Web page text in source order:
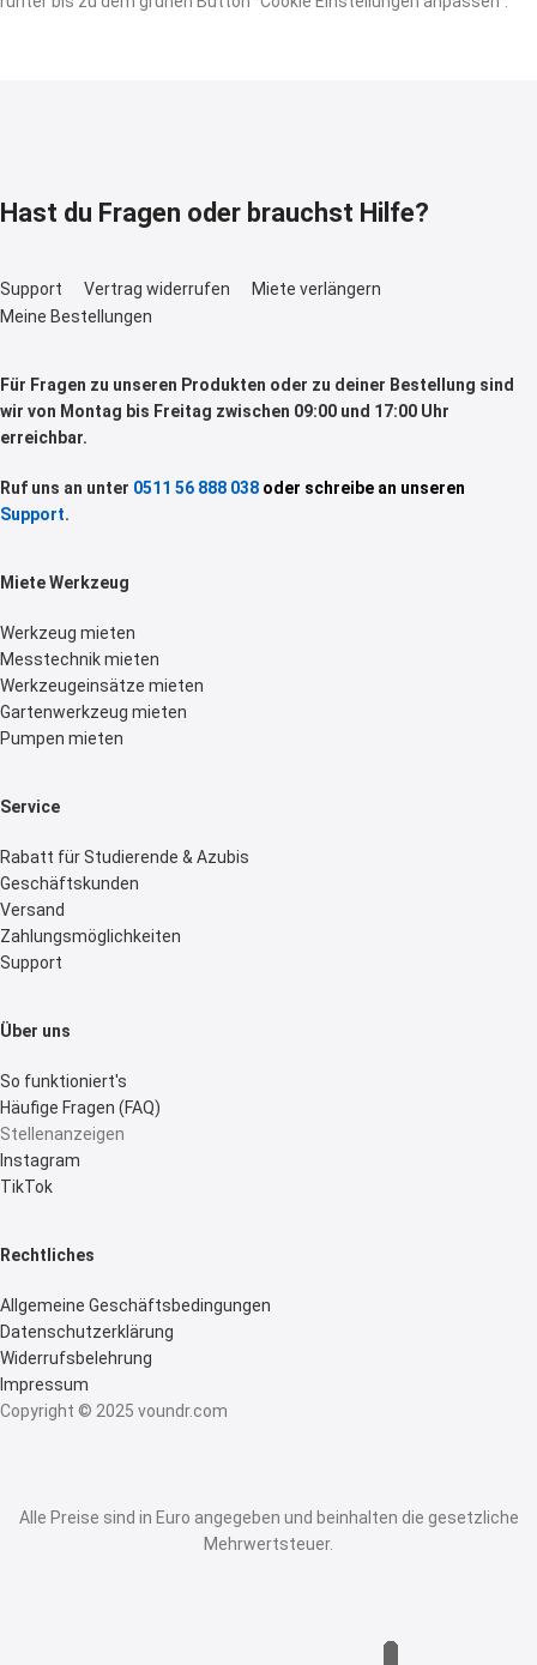
Hast du Fragen oder brauchst Hilfe?
Support Vertrag widerrufen
Miete verlängern
Meine Bestellungen
Für Fragen zu unseren Produkten oder zu deiner Bestellung sind
wir von Montag bis Freitag zwischen 09:00 und 17:00 Uhr
erreichbar.
Ruf uns an unter 0511 56 888 038 oder schreibe an unseren
Support.
Miete Werkzeug
Werkzeug mieten
Messtechnik mieten
Werkzeugeinsätze mieten
Gartenwerkzeug mieten
Pumpen mieten
Service
Rabatt für Studierende & Azubis
Geschäftskunden
Versand
Zahlungsmöglichkeiten
Support
Über uns
So funktioniert's
Häufige Fragen (FAQ)
Stellenanzeigen
Instagram
TikTok
Rechtliches
Allgemeine Geschäftsbedingungen
Datenschutzerklärung
Widerrufsbelehrung
Impressum
Copyright © 2025 voundr.com
Alle Preise sind in Euro angegeben und beinhalten die gesetzliche
Mehrwertsteuer.